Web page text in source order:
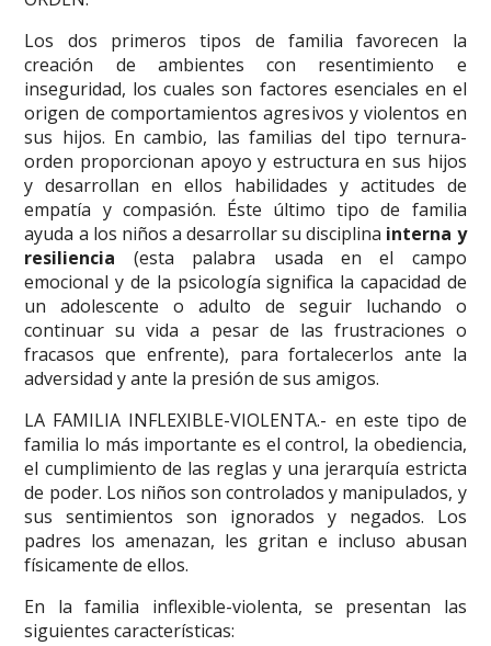
Los dos primeros tipos de familia favorecen la
creación de ambientes con resentimiento e
inseguridad, los cuales son factores esenciales en el
origen de comportamientos agresivos y violentos en
sus hijos. En cambio, las familias del tipo ternura-
orden proporcionan apoyo y estructura en sus hijos
y desarrollan en ellos habilidades y actitudes de
empatía y compasión. Éste último tipo de familia
ayuda a los niños a desarrollar su disciplina interna y
resiliencia (esta palabra usada en el campo
emocional y de la psicología significa la capacidad de
un adolescente o adulto de seguir luchando o
continuar su vida a pesar de las frustraciones o
fracasos que enfrente), para fortalecerlos ante la
adversidad y ante la presión de sus amigos.
LA FAMILIA INFLEXIBLE-VIOLENTA.- en este tipo de
familia lo más importante es el control, la obediencia,
el cumplimiento de las reglas y una jerarquía estricta
de poder. Los niños son controlados y manipulados, y
sus sentimientos son ignorados y negados. Los
padres los amenazan, les gritan e incluso abusan
físicamente de ellos.
En la familia inflexible-violenta, se presentan las
siguientes características: